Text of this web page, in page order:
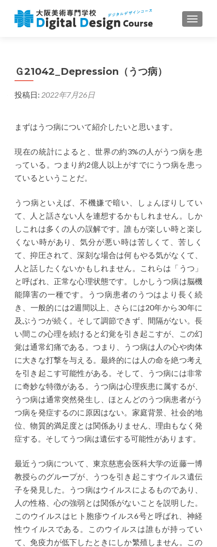
ナビゲ
Ｇ21042_Depression（うつ病）
投稿日: 2022年7月26日
まずはうつ病について紹介したいと思います。
現在の統計によると、世界の約3%の人がうつ病を患
っている。つまり約2億人以上がすでにうつ病を患っ
ているということだ。
うつ病といえば、不機嫌で暗い、しょんぼりしてい
て、人と話さない人を連想するかもしれません。しか
しこれは多くの人の誤解です。誰もが楽しい時と楽し
くない時があり、気分が悪い時は苦しくて、苦しく
て、抑圧されて、深刻な場合は何もやる気がなくて、
人と話したくないかもしれません。これらは「うつ」
と呼ばれ、正常な心理状態です。しかしうつ病は脳機
能障害の一種です。うつ病患者のうつはより長く続
き、一般的には2週間以上、さらには20年から30年に
及ぶうつが続く。そして調節できず、間隔がない。長
い間この心理を続けると幻覚を引き起こすが、この幻
覚は通常幻痛である。つまり、うつ病は人の心や肉体
に大きな打撃を与える。最終的には人の命を絶つ考え
を引き起こす可能性がある。そして、うつ病には非常
に奇妙な特徴がある。うつ病は心理疾患に属するが、
うつ病は通常突然発生し、ほとんどのうつ病患者がう
つ病を発症するのに原因はない。家庭背景、社会的地
位、物質的満足度とは関係ありません、理由もなく発
症する。そしてうつ病は遺伝する可能性があります。
最近うつ病について、東京慈恵会医科大学の近藤一博
教授らのグループが、うつを引き起こすウイルス遺伝
子を発見した。うつ病はウイルスによるものであり、
人の性格、心の強弱とは関係がないことを説明した。
このウイルスはヒト胞疹ウイルス6号と呼ばれ、神経
性ウイルスである。このウイルスは誰もが持ってい
て、免疫力が低下したときにしか繁殖しません。この